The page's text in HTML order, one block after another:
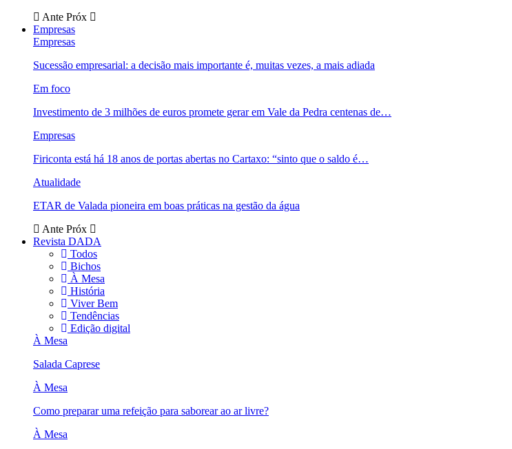
Ante Próx
Empresas
Empresas
Sucessão empresarial: a decisão mais importante é, muitas vezes, a mais adiada
Em foco
Investimento de 3 milhões de euros promete gerar em Vale da Pedra centenas de…
Empresas
Firiconta está há 18 anos de portas abertas no Cartaxo: “sinto que o saldo é…
Atualidade
ETAR de Valada pioneira em boas práticas na gestão da água
Ante Próx
Revista DADA
Todos
Bichos
À Mesa
História
Viver Bem
Tendências
Edição digital
À Mesa
Salada Caprese
À Mesa
Como preparar uma refeição para saborear ao ar livre?
À Mesa